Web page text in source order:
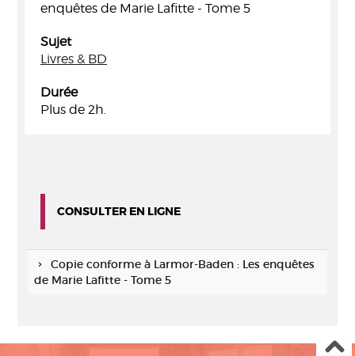
enquêtes de Marie Lafitte - Tome 5
Sujet
Livres & BD
Durée
Plus de 2h.
CONSULTER EN LIGNE
Copie conforme à Larmor-Baden : Les enquêtes
de Marie Lafitte - Tome 5